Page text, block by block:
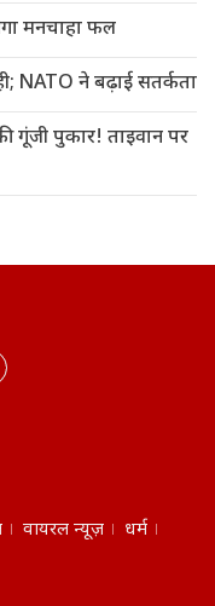
मनचाहा फल
NATO ने बढ़ाई सतर्कता
पुकार! ताइवान पर
वायरल न्यूज़
धर्म